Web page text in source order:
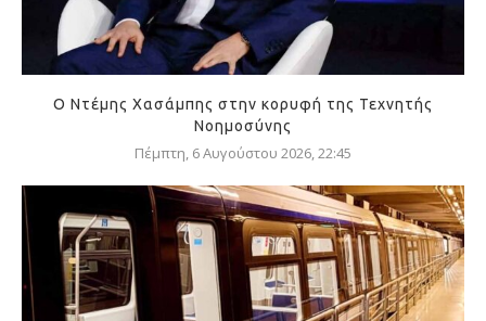
Ο Ντέμης Χασάμπης στην κορυφή της Τεχνητής
Νοημοσύνης
Πέμπτη, 6 Αυγούστου 2026, 22:45